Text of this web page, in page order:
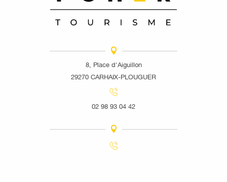
8, Place d'Aiguillon
29270 CARHAIX-PLOUGUER
02 98 93 04 42